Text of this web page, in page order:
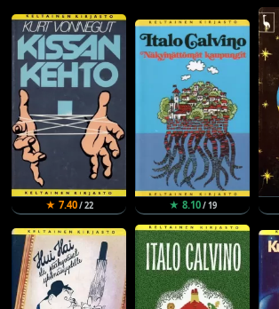
★ 7.40/ 22 ★ 8.10/ 19